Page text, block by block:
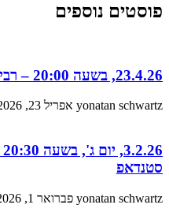
פוסטים נוספים
23.4.26, בשעה 20:00 – רביעיית הסקסופונים של תל אביב
yonatan schwartz אפריל 23, 2026
סטנדאפ
yonatan schwartz פברואר 1, 2026